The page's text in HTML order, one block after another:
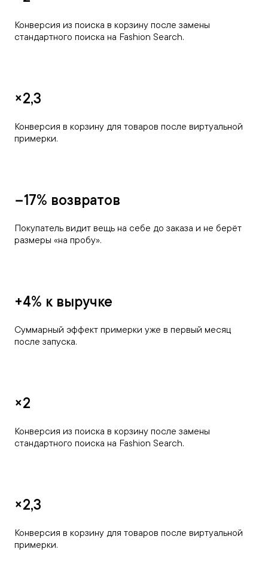
Конверсия из поиска в корзину после замены
стандартного поиска на Fashion Search.
×2,3
Конверсия в корзину для товаров после виртуальной
примерки.
−17% возвратов
Покупатель видит вещь на себе до заказа и не берёт
размеры «на пробу».
+4% к выручке
Суммарный эффект примерки уже в первый месяц
после запуска.
×2
Конверсия из поиска в корзину после замены
стандартного поиска на Fashion Search.
×2,3
Конверсия в корзину для товаров после виртуальной
примерки.